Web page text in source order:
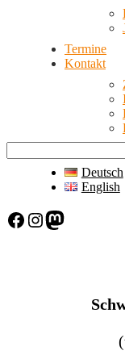
Termine
Kontakt
Deutsch
English
Facebook Instagram Mastodon